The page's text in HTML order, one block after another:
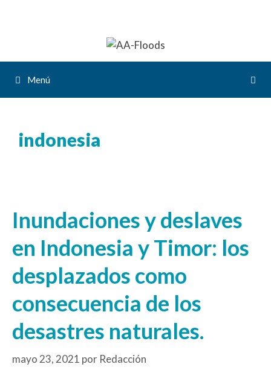
Menú
indonesia
Inundaciones y deslaves
en Indonesia y Timor: los
desplazados como
consecuencia de los
desastres naturales.
mayo 23, 2021 por Redacción